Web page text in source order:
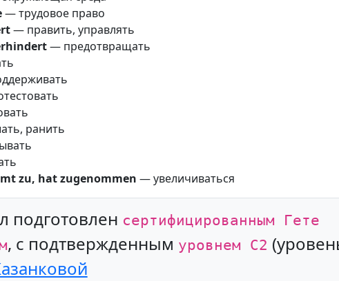
— трудовое право
— править, управлять
— предотвращать
ранить
zu, hat zugenommen — увеличиваться
подготовлен сертифицированным Гете
, с подтвержденным уровнем С2